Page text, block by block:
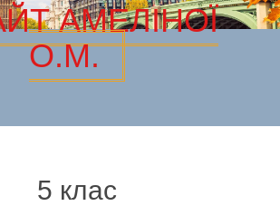
АМЕЛІНОЇ
О.М.
5 клас